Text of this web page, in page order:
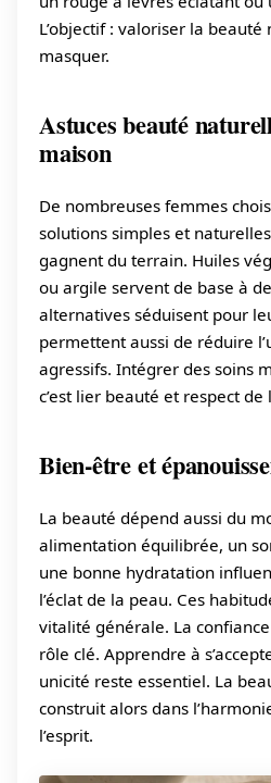
L’objectif : valoriser la
masquer.
Astuces beauté
maison
De nombreuses femmes
solutions simples et
gagnent du terrain. Huiles
ou argile servent de base à
alternatives séduisent pour
permettent aussi de réduire
agressifs. Intégrer des soins
c’est lier beauté et respect de
Bien-être et
La beauté dépend aussi du
alimentation équilibrée, un
une bonne hydratation
l’éclat de la peau. Ces
vitalité générale. La
rôle clé. Apprendre à
unicité reste essentiel. La
construit alors dans
l’esprit.